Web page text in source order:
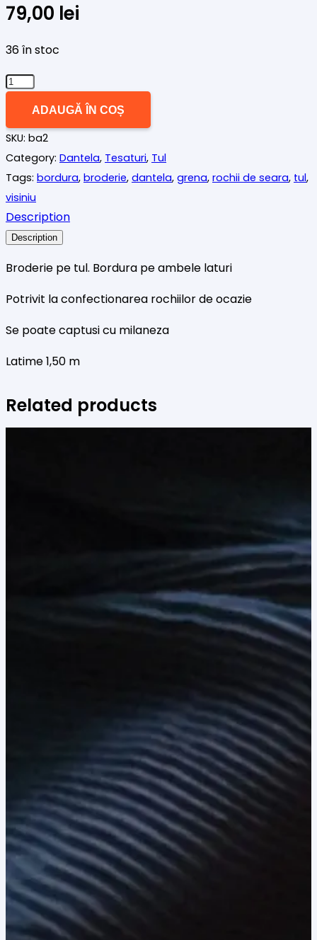
79,00 lei
36 în stoc
Cantitate
tul
cu
bordura
grena
deschis
ADAUGĂ ÎN COȘ
SKU: ba2
Category: Dantela, Tesaturi, Tul
Tags: bordura, broderie, dantela, grena, rochii de seara, tul,
visiniu
Description
Description
Broderie pe tul. Bordura pe ambele laturi
Potrivit la confectionarea rochiilor de ocazie
Se poate captusi cu milaneza
Latime 1,50 m
Related products